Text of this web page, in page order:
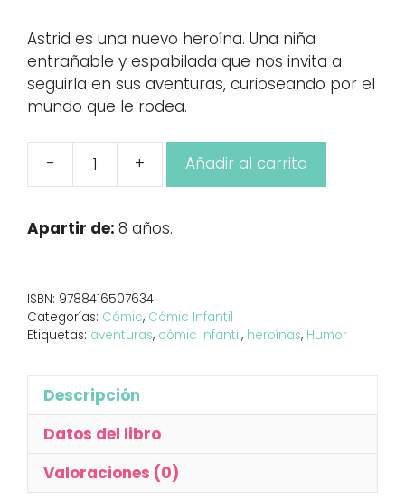
Astrid es una nuevo heroína. Una niña
entrañable y espabilada que nos invita a
seguirla en sus aventuras, curioseando por el
mundo que le rodea.
-
Astrid
aniquilar
al
Pérez
cantidad
+ Añadir al carrito
Apartir de: 8 años.
ISBN: 9788416507634
Categorías: Cómic, Cómic Infantil
Etiquetas: aventuras, cómic infantil, heroínas, Humor
Descripción
Datos del libro
Valoraciones (0)